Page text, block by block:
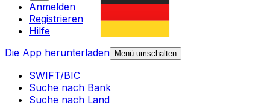
Anmelden
Registrieren
Hilfe
Die App herunterladen
Menü umschalten
SWIFT/BIC
Suche nach Bank
Suche nach Land